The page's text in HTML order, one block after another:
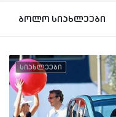
ბოლო სიახლეები
სიახლეები